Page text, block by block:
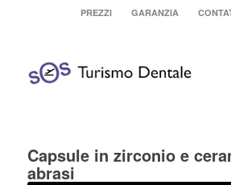
PREZZI GARANZIA
Capsule in zirconio e
abrasi